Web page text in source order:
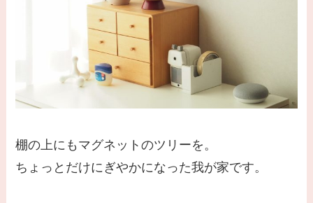
棚の上にもマグネットのツリーを。
ちょっとだけにぎやかになった我が家です。